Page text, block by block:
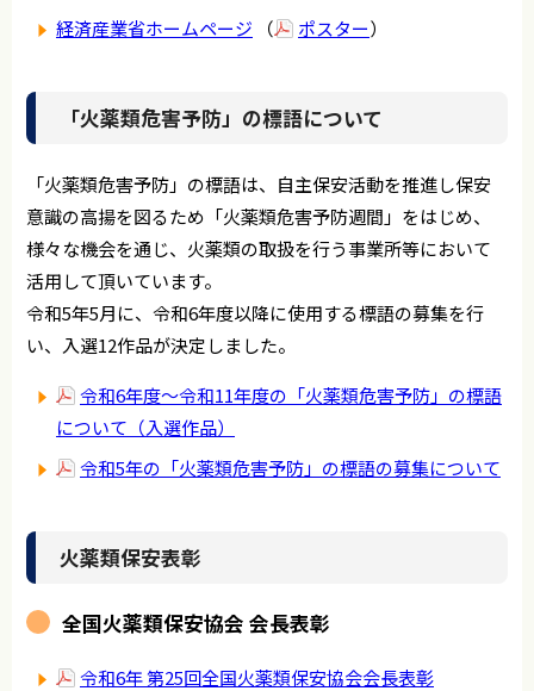
経済産業省ホームページ （ ポスター）
「火薬類危害予防」の標語について
「火薬類危害予防」の標語は、自主保安活動を推進し保安
意識の高揚を図るため「火薬類危害予防週間」をはじめ、
様々な機会を通じ、火薬類の取扱を行う事業所等において
活用して頂いています。
令和5年5月に、令和6年度以降に使用する標語の募集を行
い、入選12作品が決定しました。
令和6年度～令和11年度の「火薬類危害予防」の標語
について（入選作品）
令和5年の「火薬類危害予防」の標語の募集について
火薬類保安表彰
全国火薬類保安協会 会長表彰
令和6年 第25回全国火薬類保安協会会長表彰